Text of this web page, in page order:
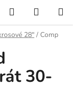
Hledat
KOŠÍK
28" / Comp
30-